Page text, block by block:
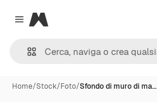
Close menu
Magnific
Home/Stock/Foto/Sfondo di muro di ma…